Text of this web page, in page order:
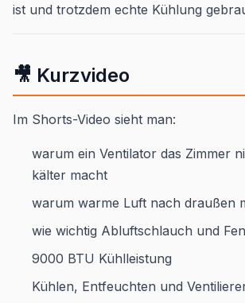
ist und trotzdem echte Kühlung
🎥 Kurzvideo
Im Shorts-Video sieht man:
warum ein Ventilator das Zimmer
kälter macht
warum warme Luft nach draußen
wie wichtig Abluftschlauch und
9000 BTU Kühlleistung
Kühlen, Entfeuchten und